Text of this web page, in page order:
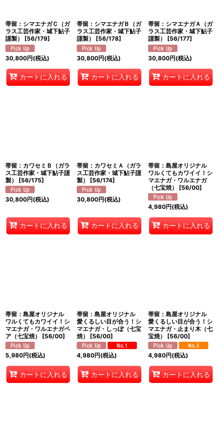
帯留：シマエナガＣ（ガ
ラス工芸作家・城下鮎子
謹製）
[56/179]
30,800円(税込)
カートに入れる
帯留：シマエナガＢ（ガ
ラス工芸作家・城下鮎子
謹製）
[56/178]
30,800円(税込)
カートに入れる
帯留：シマエナガＡ（ガ
ラス工芸作家・城下鮎子
謹製）
[56/177]
30,800円(税込)
カートに入れる
帯留：カワセミＢ（ガラ
ス工芸作家・城下鮎子謹
製）
[56/175]
30,800円(税込)
カートに入れる
帯留：カワセミＡ（ガラ
ス工芸作家・城下鮎子謹
製）
[56/174]
30,800円(税込)
カートに入れる
帯留：島屋オリジナル
ワルくてもカワイイ！シ
マエナガ・ワルエナガ
（七宝焼）
[56/00]
4,980円(税込)
カートに入れる
帯留：島屋オリジナル
ワルくてもカワイイ！シ
マエナガ・ワルエナガペ
ア（七宝焼）
[56/00]
5,980円(税込)
カートに入れる
帯留：島屋オリジナル
愛くるしい目が合う！シ
マエナガ・しっぽ（七宝
焼）
[56/00]
4,980円(税込)
カートに入れる
帯留：島屋オリジナル
愛くるしい目が合う！シ
マエナガ・止まり木（七
宝焼）
[56/00]
4,980円(税込)
カートに入れる